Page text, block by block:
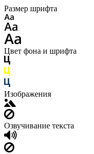
Размер шрифта
Цвет фона и шрифта
Изображения
Озвучивание текста